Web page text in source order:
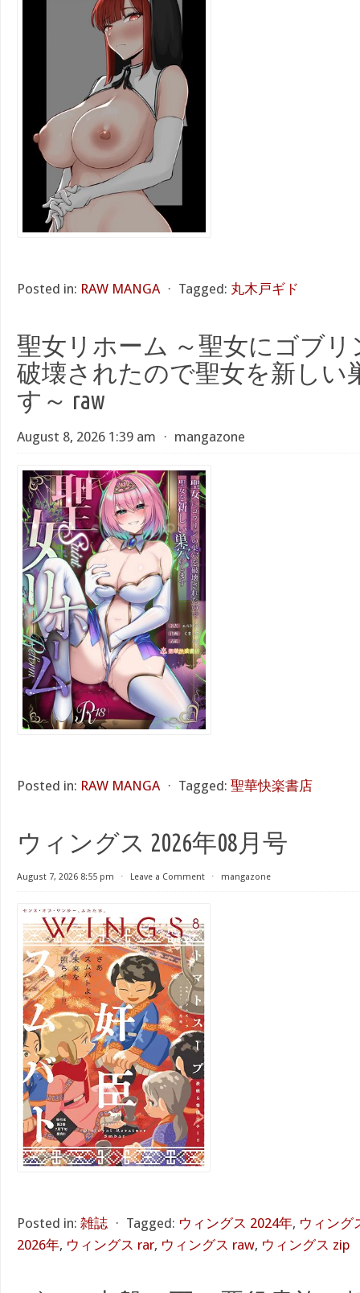
Posted in: RAW MANGA ⋅ Tagged: 丸木戸ギド
聖女リホーム ～聖女にゴブリ
破壊されたので聖女を新しい
す～ raw
August 8, 2026 1:39 am ⋅ mangazone
Posted in: RAW MANGA ⋅ Tagged: 聖華快楽書店
ウィングス 2026年08月号
August 7, 2026 8:55 pm ⋅ Leave a Comment ⋅ mangazone
Posted in: 雑誌 ⋅ Tagged: ウィングス 2024年, ウィング
2026年, ウィングス rar, ウィングス raw, ウィングス zip